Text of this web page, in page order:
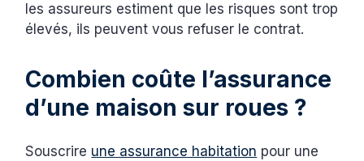
les assureurs estiment que les risques sont trop
élevés, ils peuvent vous refuser le contrat.
Combien coûte l’assurance
d’une maison sur roues ?
Souscrire une assurance habitation pour une